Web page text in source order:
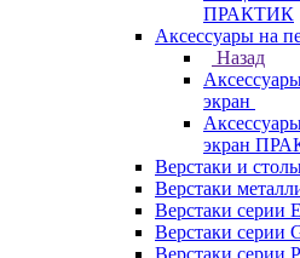
ПРАКТИК
Аксессуары на
Назад
экран
экран
Верстаки и
Верстаки
Верстаки серии
Верстаки серии
Верстаки серии